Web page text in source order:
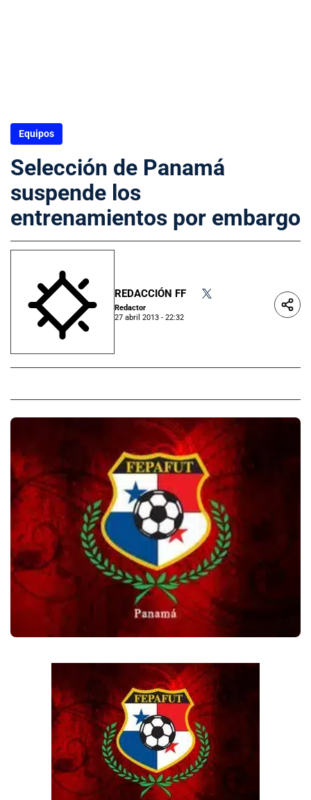
Equipos
Selección de Panamá
suspende los
entrenamientos por embargo
REDACCIÓN FF
Redactor
27 abril 2013 - 22:32